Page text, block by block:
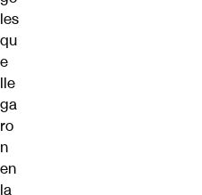
les
qu
e
lle
ga
ro
n
en
la